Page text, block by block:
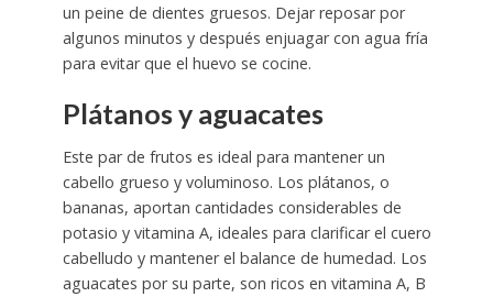
un peine de dientes gruesos. Dejar reposar por
algunos minutos y después enjuagar con agua fría
para evitar que el huevo se cocine.
Plátanos y aguacates
Este par de frutos es ideal para mantener un
cabello grueso y voluminoso. Los plátanos, o
bananas, aportan cantidades considerables de
potasio y vitamina A, ideales para clarificar el cuero
cabelludo y mantener el balance de humedad. Los
aguacates por su parte, son ricos en vitamina A, B